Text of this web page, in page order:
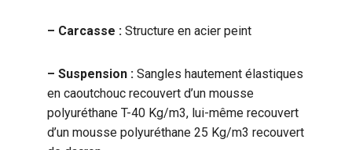
– Carcasse : Structure en acier peint
– Suspension : Sangles hautement élastiques
en caoutchouc recouvert d’un mousse
polyuréthane T-40 Kg/m3, lui-même recouvert
d’un mousse polyuréthane 25 Kg/m3 recouvert